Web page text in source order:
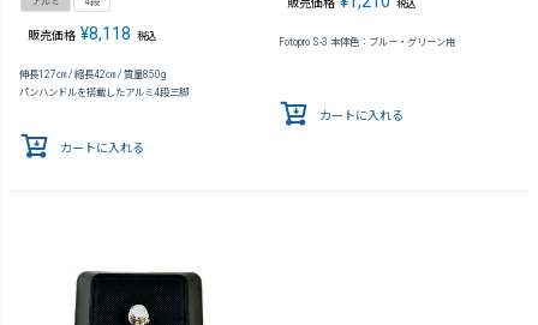
販売価格 ¥8,118 税込
伸長127㎝ / 縮長42㎝ / 質量850g
パンハンドルを搭載したアルミ4段三脚
カートに入れる
税込
Fotopro S-3 本体色：ブルー・グリーン用
カートに入れる